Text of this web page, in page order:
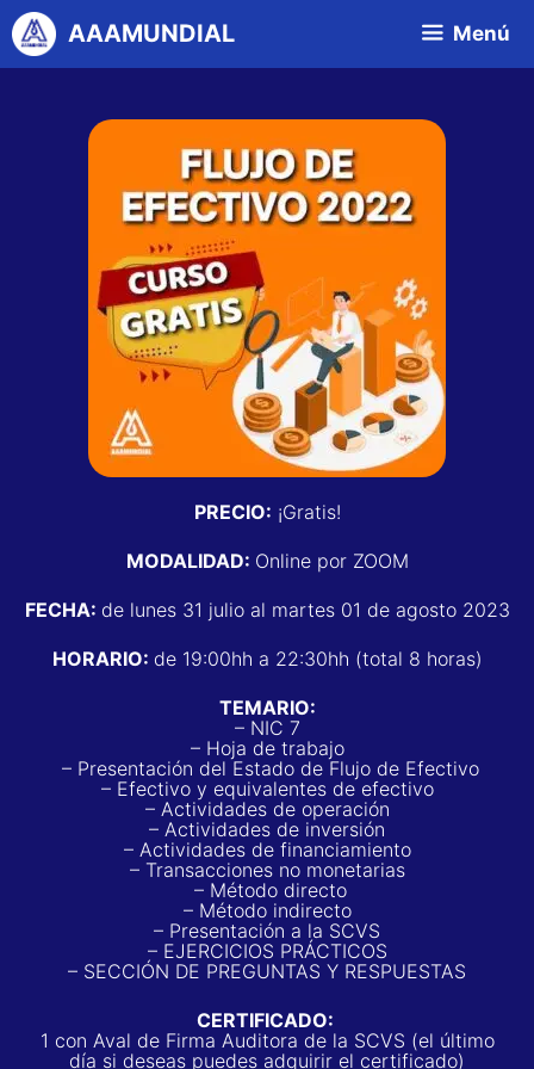
AAAMUNDIAL Menú
PRECIO: ¡Gratis!
MODALIDAD: Online por ZOOM
FECHA: de lunes 31 julio al martes 01 de agosto 2023
HORARIO: de 19:00hh a 22:30hh (total 8 horas)
TEMARIO:
– NIC 7
– Hoja de trabajo
– Presentación del Estado de Flujo de Efectivo
– Efectivo y equivalentes de efectivo
– Actividades de operación
– Actividades de inversión
– Actividades de financiamiento
– Transacciones no monetarias
– Método directo
– Método indirecto
– Presentación a la SCVS
– EJERCICIOS PRÁCTICOS
– SECCIÓN DE PREGUNTAS Y RESPUESTAS
CERTIFICADO:
1 con Aval de Firma Auditora de la SCVS (el último
día si deseas puedes adquirir el certificado)